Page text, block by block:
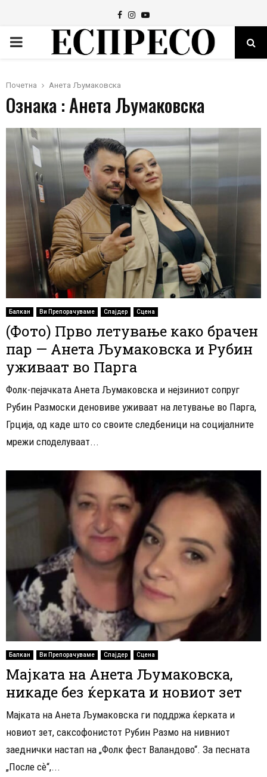
Facebook
Instagram
Youtube
PRIMARY
Почетна Анета Љумаковска
Ознака : Анета Љумаковска
Балкан Ви Препорачуваме Слајдер Сцена
(Фото) Прво летување како брачен
пар — Анета Љумаковска и Рубин
уживаат во Парга
Фолк-пејачката Анета Љумаковска и нејзиниот сопруг
Рубин Размоски деновиве уживаат на летување во Парга,
Грција, од каде што со своите следбеници на социјалните
мрежи споделуваат...
Балкан Ви Препорачуваме Слајдер Сцена
Мајката на Анета Љумаковска,
никаде без ќерката и новиот зет
Мајката на Анета Љумаковска ги поддржа ќерката и
новиот зет, саксофонистот Рубин Размо на нивниот
заеднички настап на „Фолк фест Валандово“. За песната
„После сѐ“,...